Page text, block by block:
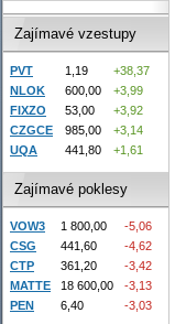
Zajímavé vzestupy
PVT 1,19
+38,37
NLOK
600,00
+3,99
FIXZO
53,00
+3,92
CZGCE
985,00
+3,14
UQA
441,80 +1,61
Zajímavé poklesy
VOW3 1 800,00
-5,06
CSG
441,60
-4,62
CTP
361,20
-3,42
MATTE
18 600,00
-3,13
PEN
6,40 -3,03